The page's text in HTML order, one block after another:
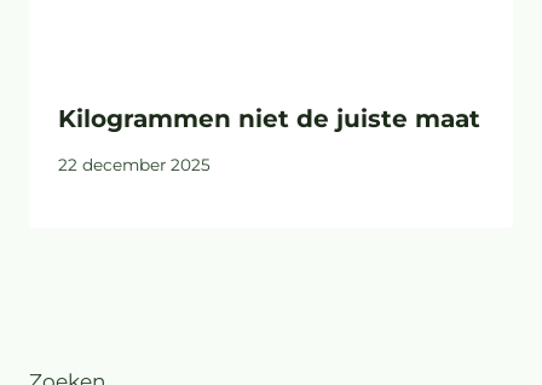
Kilogrammen niet de juiste maat
22 december 2025